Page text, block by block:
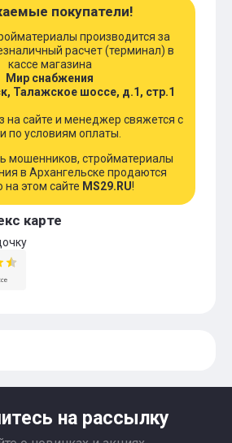
покупатели!
производится за
расчет (терминал) в
кассе магазина
Мир снабжения
Талажское шоссе, д.1, стр.1
на сайте и менеджер свяжется с
по условиям оплаты.
мошенников, стройматериалы
в Архангельске продаются
на этом сайте MS29.RU!
карте
на рассылку